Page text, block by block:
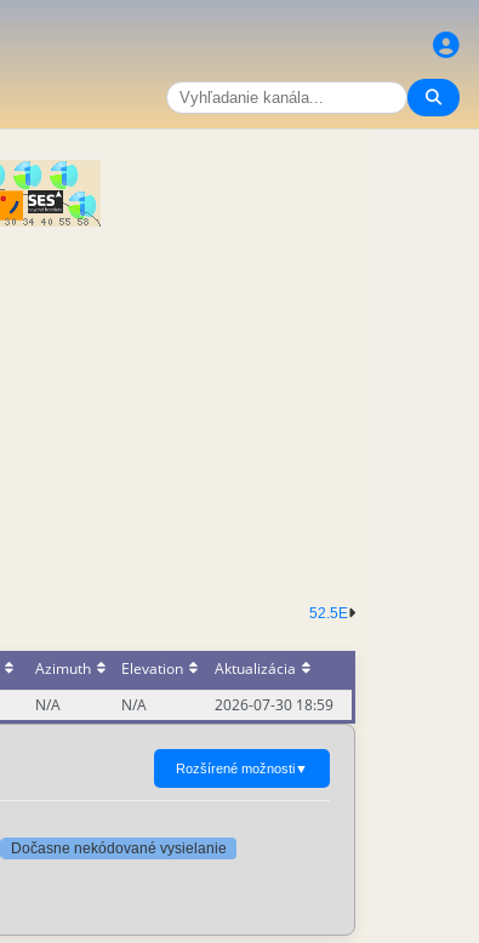
52.5E
Azimuth Elevation
Aktualizácia
N/A N/A 2026-07-30 18:59
Rozšírené možnosti▼
Dočasne nekódované vysielanie